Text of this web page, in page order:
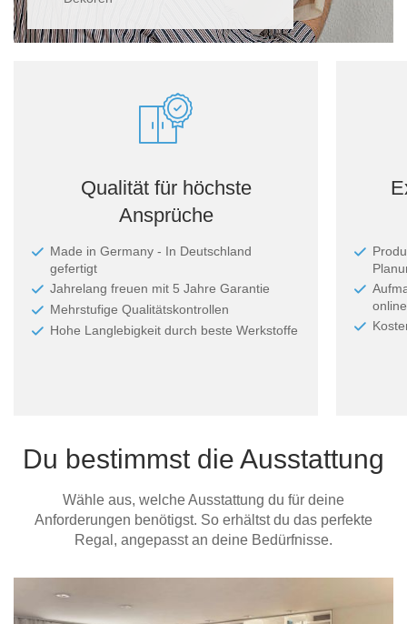
Qualität für höchste
Ansprüche
Made in Germany - In Deutschland
gefertigt
Jahrelang freuen mit 5 Jahre Garantie
Mehrstufige Qualitätskontrollen
Hohe Langlebigkeit durch beste Werkstoffe
Du bestimmst die Ausstattung
Wähle aus, welche Ausstattung du für deine
Anforderungen benötigst. So erhältst du das perfekte
Regal, angepasst an deine Bedürfnisse.